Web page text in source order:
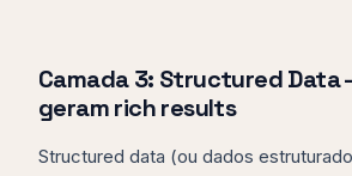
Camada 3: Structured Data
geram rich results
Structured data (ou dados